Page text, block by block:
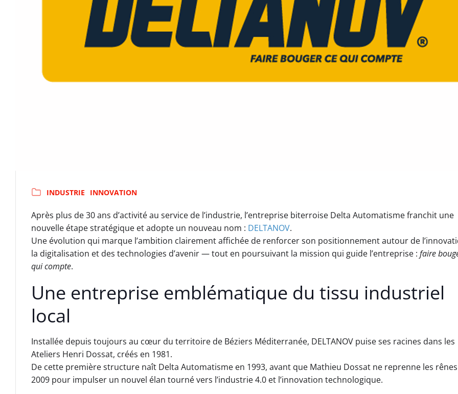
INDUSTRIE INNOVATION
Après plus de 30 ans d’activité au service de l’industrie, l’entreprise biterroise Delta Automatisme franchit une
nouvelle étape stratégique et adopte un nouveau nom : DELTANOV.
Une évolution qui marque l’ambition clairement affichée de renforcer son positionnement autour de
la digitalisation et des technologies d’avenir — tout en poursuivant la mission qui guide l’entreprise : faire
qui compte.
Une entreprise emblématique du tissu industriel
local
Installée depuis toujours au cœur du territoire de Béziers Méditerranée, DELTANOV puise ses racines dans les
Ateliers Henri Dossat, créés en 1981.
De cette première structure naît Delta Automatisme en 1993, avant que Mathieu Dossat ne reprenne les
2009 pour impulser un nouvel élan tourné vers l’industrie 4.0 et l’innovation technologique.